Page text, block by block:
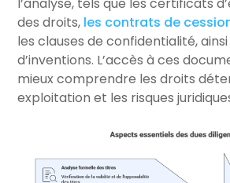
des droits, les contrats de
les clauses de confidentialité,
d’inventions. L’accès à ces
mieux comprendre les droits
exploitation et les risques